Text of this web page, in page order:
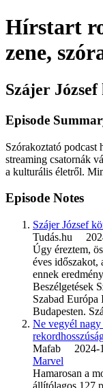
Hírstart
zene,
Szájer
Episode
Szórakoztató podcast
streaming csatornák
a kulturális életről.
Episode Notes
Szájer József
Tudás.hu
Úgy éreztem,
éves időszakot,
ennek
Beszélgetések
Szabad Európa
Budapesten.
Ne vegyél nagy
Mafab 2024-
Marvel
Hamarosan a
állítólagos 127